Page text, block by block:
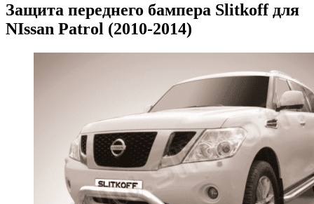
Защита переднего бампера Slitkoff для
NIssan Patrol (2010-2014)